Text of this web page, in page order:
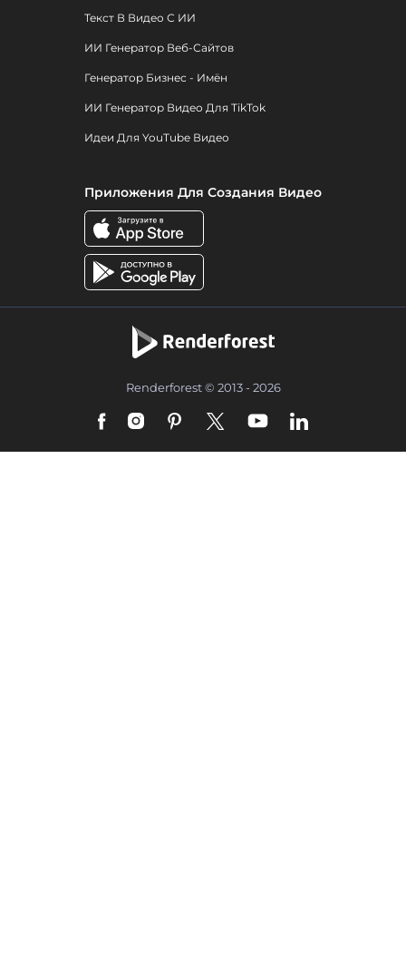
Текст В Видео С ИИ
ИИ Генератор Веб-Сайтов
Генератор Бизнес - Имён
ИИ Генератор Видео Для TikTok
Идеи Для YouTube Видео
Приложения Для Создания Видео
Renderforest © 2013 - 2026